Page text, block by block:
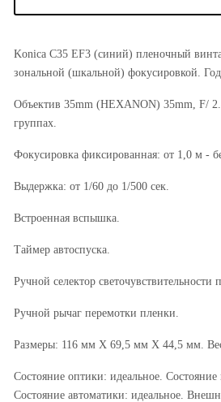
Konica C35 EF3 (синий) пленочный
зональной (шкальной) фокусировкой. Год
Объектив 35mm (HEXANON) 35mm, F/
группах.
Фокусировка фиксированная: от 1,0 м -
Выдержка: от 1/60 до 1/500 сек.
Встроенная вспышка.
Таймер автоспуска.
Ручной селектор
Ручной рычаг перемотки пленки.
Размеры: 116 мм X 69,5 мм X 44,5 мм.
Состояние оптики: идеальное. Состояние
Состояние автоматики: идеальное.